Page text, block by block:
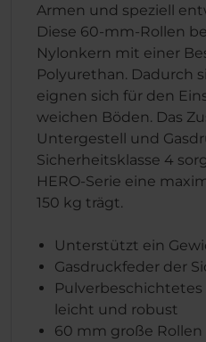
Armen und speziell
Diese 60-mm-Rollen
Nylonkern mit einer
Polyurethan. Dadurch
eignen sich für den
weichen Böden. Das
Untergestell und
Sicherheitsklasse 4
HERO-Serie eine
150 kg trägt.
Unterstützt ein
Gasdruckfeder der
leicht und robust
60 mm große